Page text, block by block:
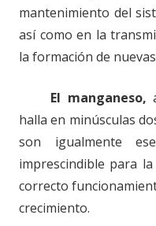
mantenimiento del
así como en la
la formación de
El manganeso,
halla en minúsculas
son igualmente
imprescindible para
correcto
crecimiento.